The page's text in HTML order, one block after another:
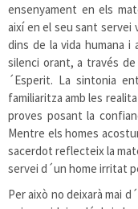
ensenyament en els
així en el seu sant
dins de la vida humana
silenci orant, a través
´Esperit. La sintonia
familiaritza amb les
proves posant la
Mentre els homes
sacerdot reflecteix la
servei d´un home irritat
Per això no deixarà mai